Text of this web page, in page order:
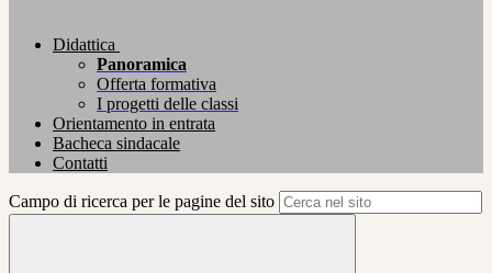
Didattica
Panoramica
Offerta formativa
I progetti delle classi
Orientamento in entrata
Bacheca sindacale
Contatti
Campo di ricerca per le pagine del sito